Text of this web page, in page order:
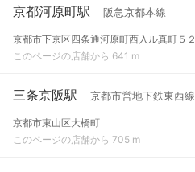
京都河原町駅 阪急京都本線
京都市下京区四条通河原町西入ル真町５２
このページの店舗から 641 m
三条京阪駅 京都市営地下鉄東西線
京都市東山区大橋町
このページの店舗から 705 m